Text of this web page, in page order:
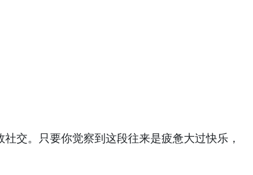
交。只要你觉察到这段往来是疲惫大过快乐，